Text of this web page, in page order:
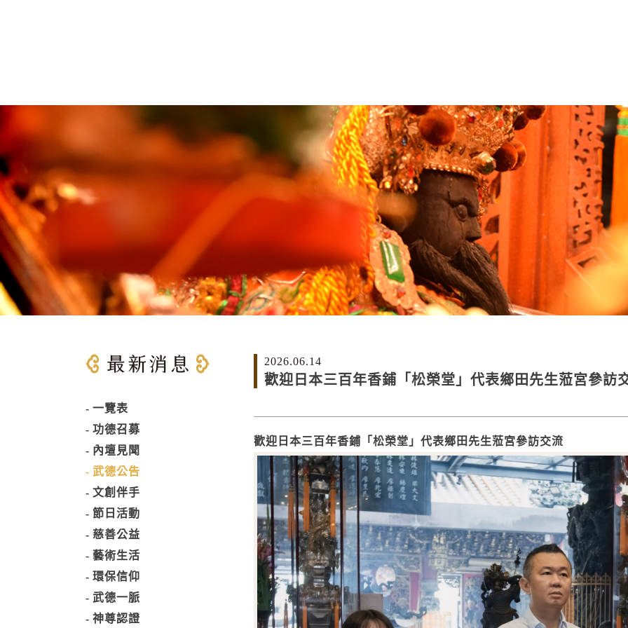
一覽表
功德召募
內壇見聞
武德公告
文創伴手
節日活動
慈善公益
藝術生活
環保信仰
武德一脈
神尊認證
2026.06.14
歡迎日本三百年香鋪「松榮堂」代表鄉田先生蒞宮參訪
歡迎日本三百年香鋪「松榮堂」代表鄉田先生蒞宮參訪交流